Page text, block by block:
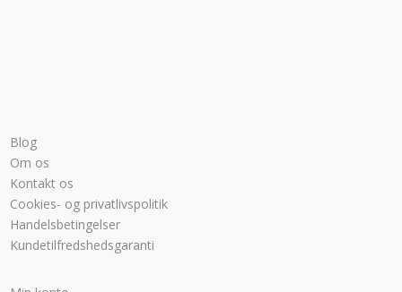
Blog
Om os
Kontakt os
Cookies- og privatlivspolitik
Handelsbetingelser
Kundetilfredshedsgaranti